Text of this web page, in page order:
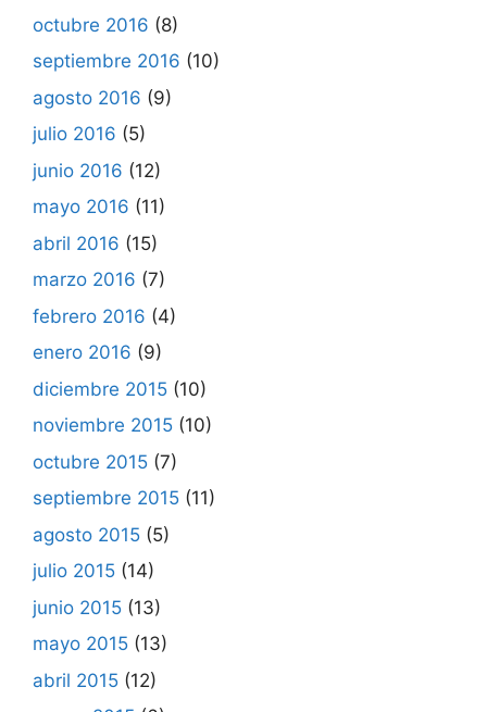
octubre 2016 (8)
septiembre 2016 (10)
agosto 2016 (9)
julio 2016 (5)
junio 2016 (12)
mayo 2016 (11)
abril 2016 (15)
marzo 2016 (7)
febrero 2016 (4)
enero 2016 (9)
diciembre 2015 (10)
noviembre 2015 (10)
octubre 2015 (7)
septiembre 2015 (11)
agosto 2015 (5)
julio 2015 (14)
junio 2015 (13)
mayo 2015 (13)
abril 2015 (12)